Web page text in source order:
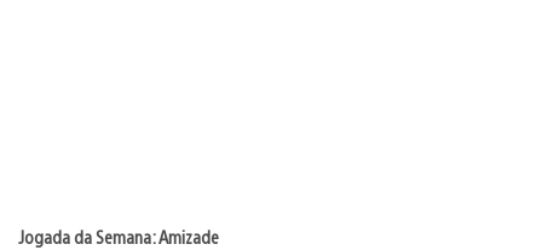
Jogada da Semana: Amizade